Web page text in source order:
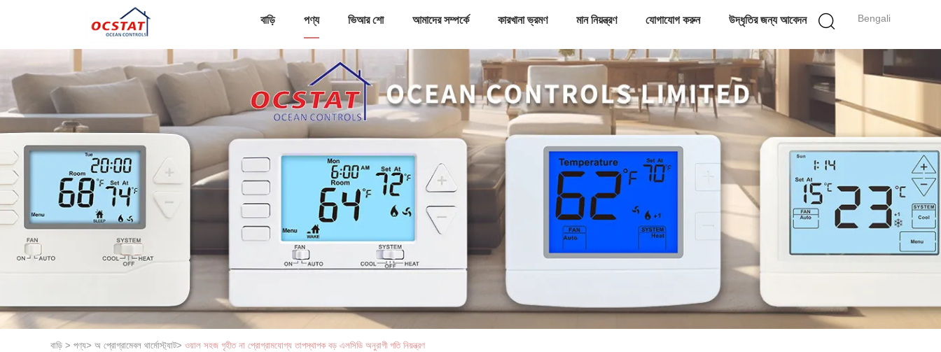
Bengali
বাড়ি পণ্য ভিআর শো আমাদের সম্পর্কে কারখানা ভ্রমণ মান নিয়ন্ত্রণ যোগাযোগ করুন উদ্ধৃতির জন্য আবেদন
বাড়ি > পণ্য> অ প্রোগ্রামেবল থার্মোস্ট্যাট> ওয়াল সহজ গৃহীত না প্রোগ্রামযোগ্য তাপস্থাপক বড় এলসিডি অনুরাগী গতি নিয়ন্ত্রণ